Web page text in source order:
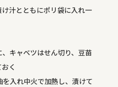
汁とともにポリ袋に入れ一
、キャベツはせん切り、豆苗
く
を入れ中火で加熱し、漬けて